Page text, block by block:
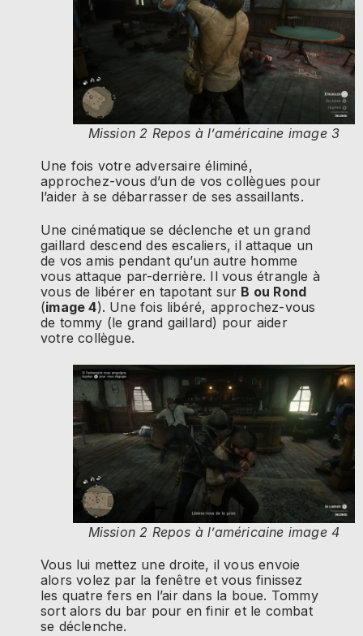
Mission 2 Repos à l’américaine image 3
Une fois votre adversaire éliminé,
approchez-vous d’un de vos collègues pour
l’aider à se débarrasser de ses assaillants.
Une cinématique se déclenche et un grand
gaillard descend des escaliers, il attaque un
de vos amis pendant qu’un autre homme
vous attaque par-derrière. Il vous étrangle à
vous de libérer en tapotant sur B ou Rond
(image 4). Une fois libéré, approchez-vous
de tommy (le grand gaillard) pour aider
votre collègue.
Mission 2 Repos à l’américaine image 4
Vous lui mettez une droite, il vous envoie
alors volez par la fenêtre et vous finissez
les quatre fers en l’air dans la boue. Tommy
sort alors du bar pour en finir et le combat
se déclenche.